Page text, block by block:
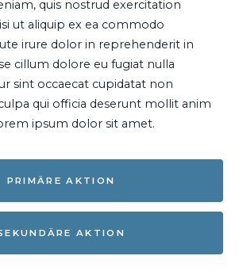
quis nostrud exercitation
ut aliquip ex ea commodo
irure dolor in reprehenderit in
cillum dolore eu fugiat nulla
sint occaecat cupidatat non
qui officia deserunt mollit anim
ipsum dolor sit amet.
PRIMÄRE AKTION
AKTION